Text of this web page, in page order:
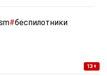
#беспилотники
13+